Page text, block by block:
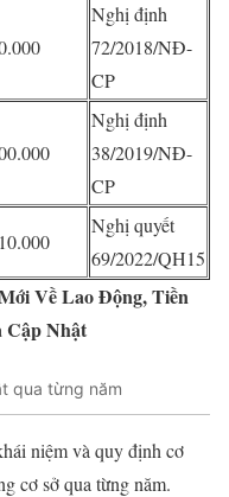
Nghị định
72/2018/NĐ-
CP
Nghị định
38/2019/NĐ-
CP
Nghị quyết
69/2022/QH15
Về Lao Động, Tiền
Cập Nhật
qua từng năm
niệm và quy định cơ
cơ sở qua từng năm.